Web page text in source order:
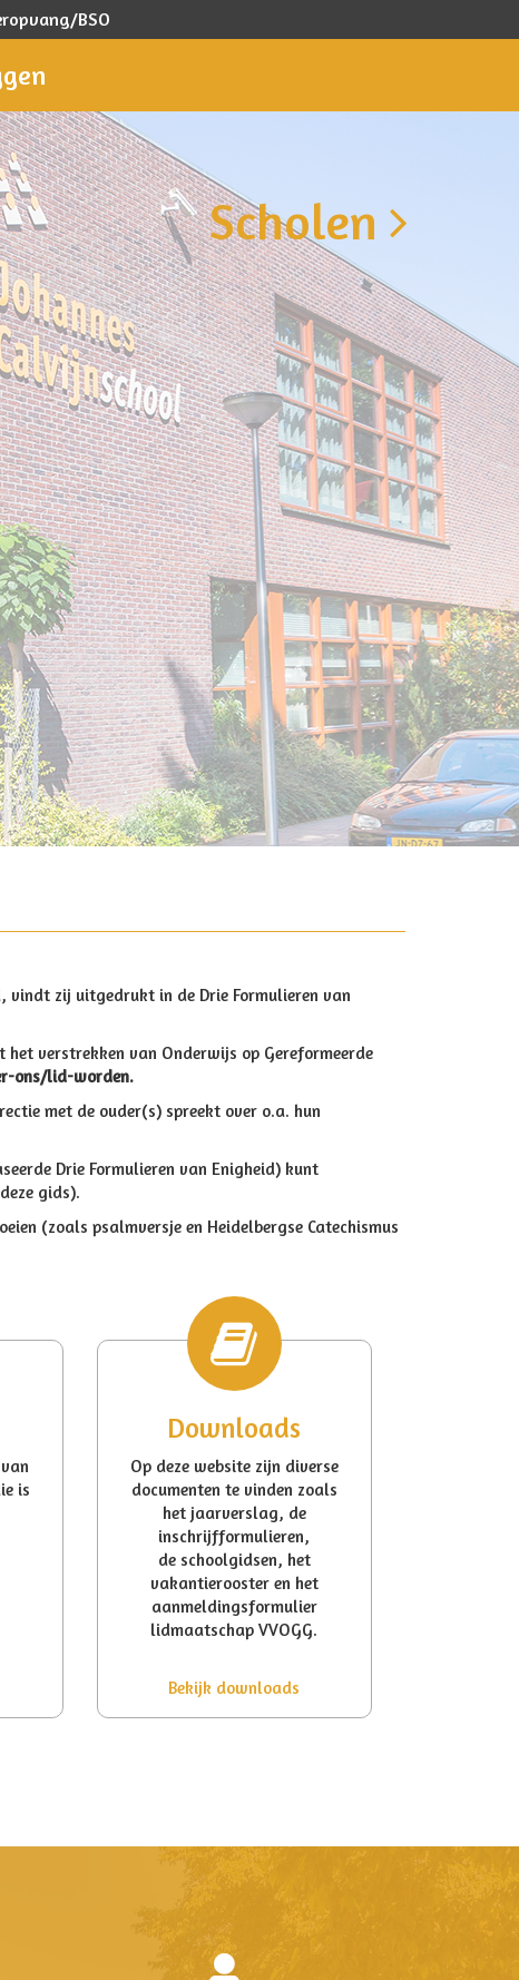
BSO
Scholen
zij uitgedrukt in de Drie Formulieren van
het verstrekken van Onderwijs op Gereformeerde
ons/lid-worden.
met de ouder(s) spreekt over o.a. hun
Drie Formulieren van Enigheid) kunt
gids).
(zoals psalmversje en Heidelbergse Catechismus
is
Downloads
Op deze website zijn diverse
documenten te vinden zoals
het jaarverslag, de
inschrijfformulieren,
de schoolgidsen, het
vakantierooster en het
aanmeldingsformulier
lidmaatschap VVOGG.
Bekijk downloads